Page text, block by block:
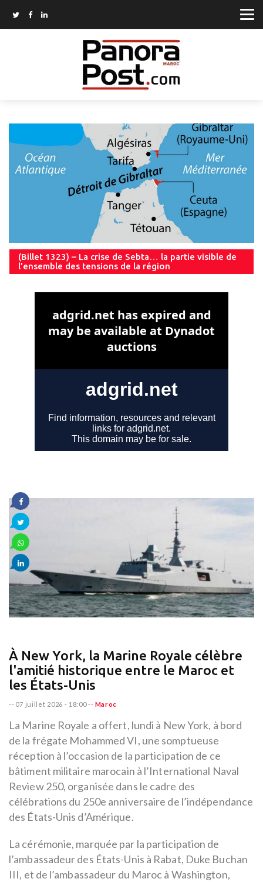
(Billet 1323) – La crise de Sebta… la partie visible de
l’ensemble des tensions de la région
À New York, la Marine Royale célèbre
l'amitié historique entre le Maroc et
les États-Unis
-- 07 juillet 2026 - 18:00-- Maroc
La Marine Royale a offert, lundi à New York, à bord
de la frégate Mohammed VI, une somptueuse
réception à l’occasion de la participation de ce
bâtiment militaire marocain à l’International Naval
Review 250, organisée dans le cadre des
célébrations du 250e anniversaire de l’indépendance
des États-Unis d’Amérique.
La cérémonie, marquée par la participation de
l’ambassadeur des États-Unis à Rabat, Duke Buchan
III, et de l’ambassadeur du Maroc à Washington,